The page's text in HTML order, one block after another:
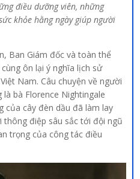
điều dưỡng viên, những
khỏe hằng ngày giúp người
Ban Giám đốc và toàn thể
ôn lại ý nghĩa lịch sử
Nam. Câu chuyện về người
bà Florence Nightingale
của cây đèn dầu đã làm lay
điệp sâu sắc tới đội ngũ
trọng của công tác điều